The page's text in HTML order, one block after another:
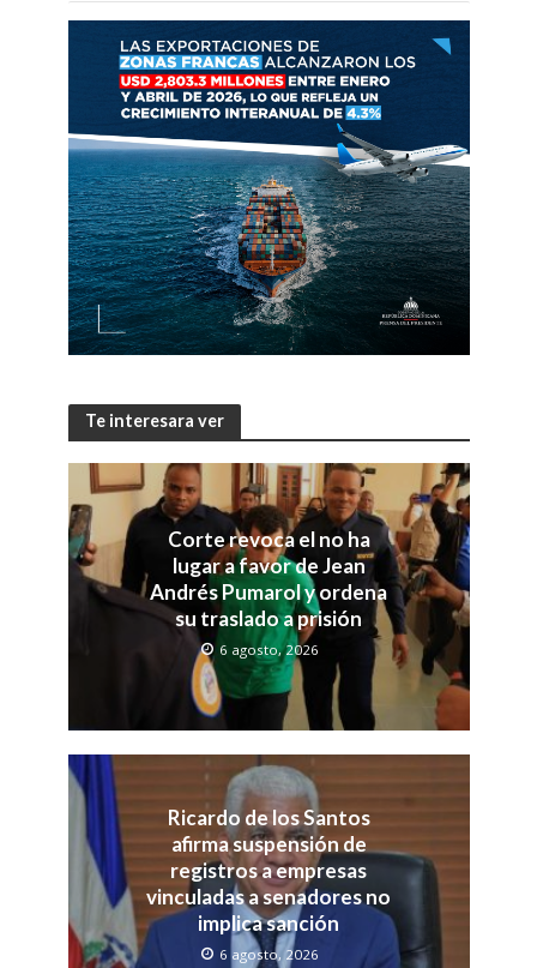
Te interesara ver
Corte revoca el no ha
lugar a favor de Jean
Andrés Pumarol y ordena
su traslado a prisión
6 agosto, 2026
Ricardo de los Santos
afirma suspensión de
registros a empresas
vinculadas a senadores no
implica sanción
6 agosto, 2026